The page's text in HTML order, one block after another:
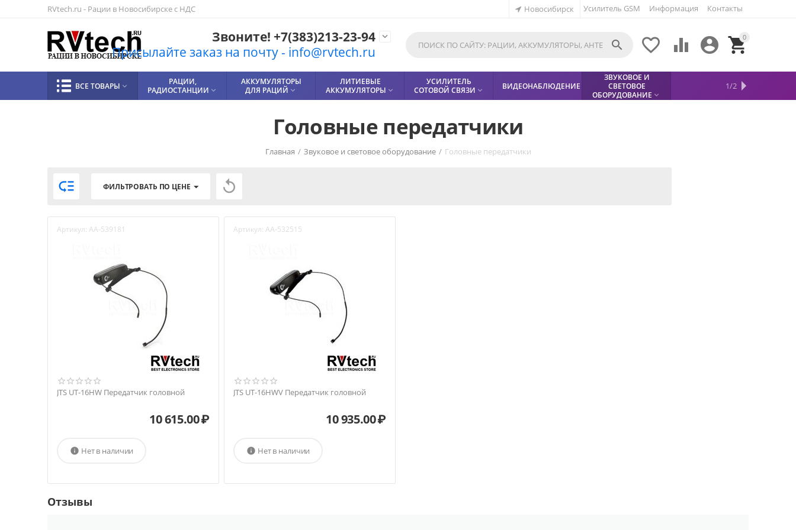
RVtech.ru - Рации в Новосибирске с НДС Усилитель GSM Информация Контакты
Новосибирск
Звоните! +7(383)213-23-94
Присылайте заказ на почту - info@rvtech.ru
 0


 

ВСЕ ТОВАРЫ 
РАЦИИ,
РАДИОСТАНЦИИ 
АККУМУЛЯТОРЫ
ДЛЯ РАЦИЙ 
ЛИТИЕВЫЕ
АККУМУЛЯТОРЫ 
УСИЛИТЕЛЬ
СОТОВОЙ СВЯЗИ  ВИДЕОНАБЛЮДЕНИЕ
ЗВУКОВОЕ И
СВЕТОВОЕ
ОБОРУДОВАНИЕ 
МЕТАЛЛОДЕТЕКТОР
СФИНКС (SPHINX)
БЕЗОПАСНОСТЬ 
КИСЛОТНЫЕ
АККУМУЛЯТОРЫ 
1/2
Головные передатчики
Главная / Звуковое и световое оборудование / Головные передатчики
 ФИЛЬТРОВАТЬ ПО ЦЕНЕ 
Артикул: AA-539181
JTS UT-16HW Передатчик головной
10 615.00₽
Нет в наличии

Артикул: AA-532515
JTS UT-16HWV Передатчик головной
10 935.00₽
Нет в наличии

Отзывы